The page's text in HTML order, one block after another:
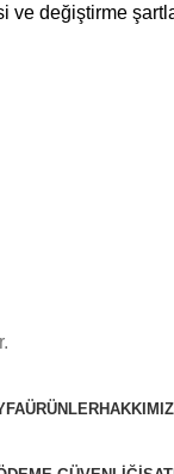
değiştirme
ÜRÜNLER